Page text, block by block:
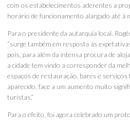
com os estabelecimentos aderentes a
horário de funcionamento alargado até à
Para o presidente da autarquia local,
“surge também em resposta às
pois, para além da intensa procura de
a cidade tem vindo a corresponder da
espaços de restauração, bares e
aparecido, face a um aumento muito
turistas.”
Para o efeito, foi agora celebrado um